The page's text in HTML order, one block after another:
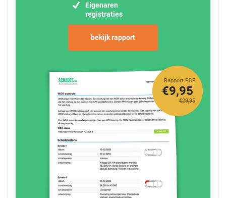
Eigenaren
registraties
bekijk rapport
Rapport PDF
€29,95
€9,95